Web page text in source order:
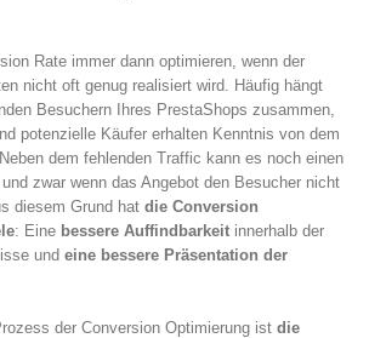
Rate immer dann optimieren, wenn der
nicht oft genug realisiert wird. Häufig hängt
Besuchern Ihres PrestaShops zusammen,
potenzielle Käufer erhalten Kenntnis von dem
dem fehlenden Traffic kann es noch einen
zwar wenn das Angebot den Besucher nicht
diesem Grund hat die Conversion
: Eine bessere Auffindbarkeit innerhalb der
und eine bessere Präsentation der
der Conversion Optimierung ist die